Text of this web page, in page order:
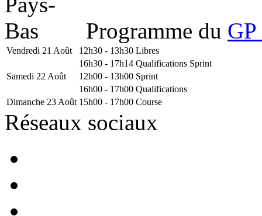
Programme du
Vendredi 21 Août 12h30 - 13h30 Libres
16h30 - 17h14 Qualifications Sprint
Samedi 22 Août
12h00 - 13h00 Sprint
16h00 - 17h00 Qualifications
Dimanche 23 Août 15h00 - 17h00 Course
Réseaux sociaux